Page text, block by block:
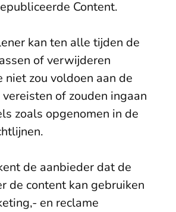
Content.
kan ten alle tijden de
of verwijderen
niet zou voldoen aan de
of zouden ingaan
zoals opgenomen in de
de aanbieder dat de
de content kan gebruiken
en reclame